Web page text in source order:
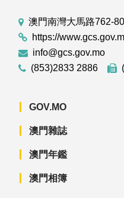
澳門南灣大馬路762-
https://
info@gcs.gov.mo
(853)2833 2886
GOV.MO
澳門雜誌
澳門年鑑
澳門相簿